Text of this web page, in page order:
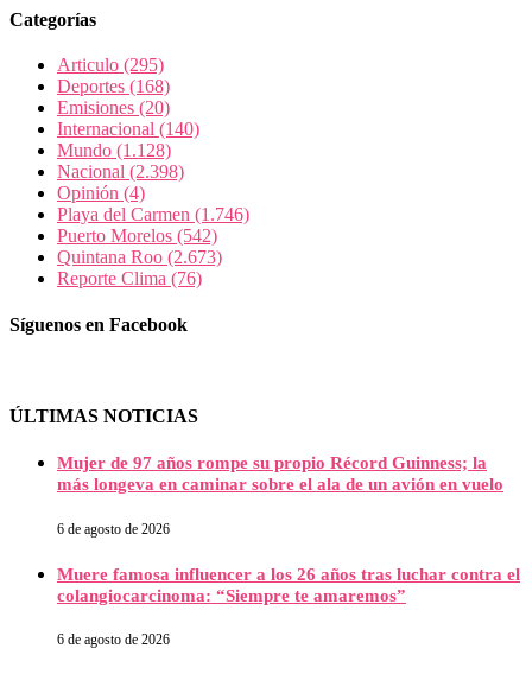
Categorías
Articulo (295)
Deportes (168)
Emisiones (20)
Internacional (140)
Mundo (1.128)
Nacional (2.398)
Opinión (4)
Playa del Carmen (1.746)
Puerto Morelos (542)
Quintana Roo (2.673)
Reporte Clima (76)
Síguenos en Facebook
ÚLTIMAS NOTICIAS
Mujer de 97 años rompe su propio Récord Guinness; la
más longeva en caminar sobre el ala de un avión en vuelo
6 de agosto de 2026
Muere famosa influencer a los 26 años tras luchar contra el
colangiocarcinoma: “Siempre te amaremos”
6 de agosto de 2026